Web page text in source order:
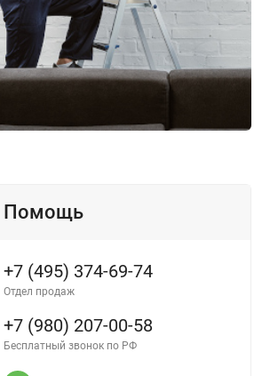
Помощь
+7 (495) 374-69-74
Отдел продаж
+7 (980) 207-00-58
Бесплатный звонок по РФ